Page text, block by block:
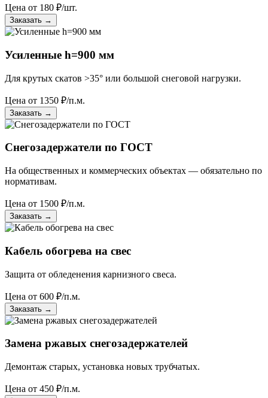
Цена от 180 ₽/шт.
Заказать →
Усиленные h=900 мм
Для крутых скатов >35° или большой снеговой нагрузки.
Цена от 1350 ₽/п.м.
Заказать →
Снегозадержатели по ГОСТ
На общественных и коммерческих объектах — обязательно по
нормативам.
Цена от 1500 ₽/п.м.
Заказать →
Кабель обогрева на свес
Защита от обледенения карнизного свеса.
Цена от 600 ₽/п.м.
Заказать →
Замена ржавых снегозадержателей
Демонтаж старых, установка новых трубчатых.
Цена от 450 ₽/п.м.